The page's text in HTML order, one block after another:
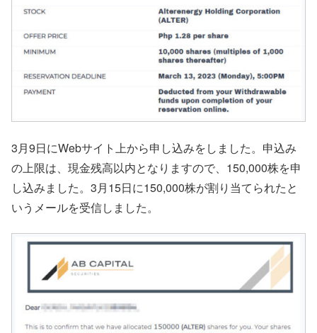
3月9日にWebサイト上から申し込みをしました。申込み
の上限は、現金残高以内となりますので、150,000株を申
し込みました。3月15日に150,000株が割り当てられたと
いうメールを受信しました。